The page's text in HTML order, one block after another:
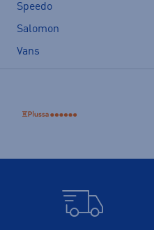
Speedo
Salomon
Vans